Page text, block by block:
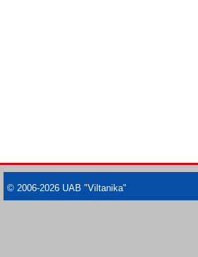
© 2006-2026 UAB "Viltanika"